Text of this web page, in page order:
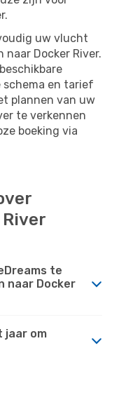
uw vlucht
Docker River.
en tarief
plannen van uw
te verkennen
boeking via
te
naar Docker
jaar om